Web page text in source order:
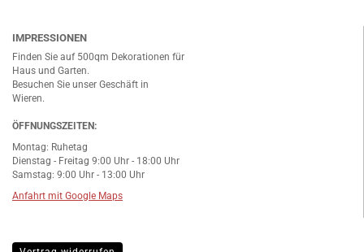
IMPRESSIONEN
Finden Sie auf 500qm Dekorationen für
Haus und Garten.
Besuchen Sie unser Geschäft in
Wieren.
ÖFFNUNGSZEITEN:
Montag: Ruhetag
Dienstag - Freitag 9:00 Uhr - 18:00 Uhr
Samstag: 9:00 Uhr - 13:00 Uhr
Anfahrt mit Google Maps